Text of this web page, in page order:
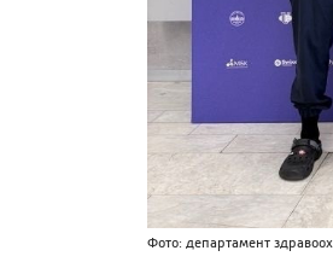
Фото: департамент